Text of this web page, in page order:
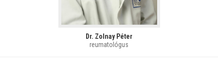
Dr. Zolnay Péter
reumatológus